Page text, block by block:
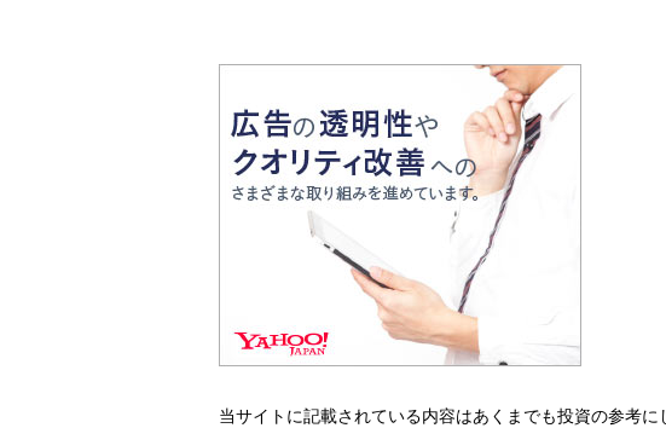
当サイトに記載されている内容はあくまでも投資の参考